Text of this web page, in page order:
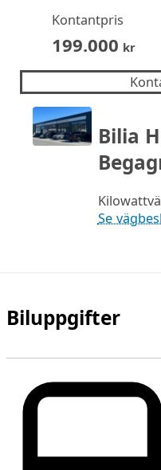
Kontantpris
199.000 kr
Bilia
Se
Biluppgifter